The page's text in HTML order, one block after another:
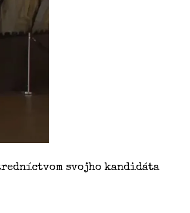
svojho kandidáta